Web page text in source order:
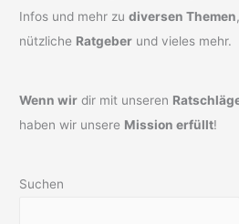
Infos und mehr zudiversen Themen
nützliche Ratgeber und vieles mehr.
Wenn wir dir mit unseren
haben wir unsere Mission erfüllt!
Suchen